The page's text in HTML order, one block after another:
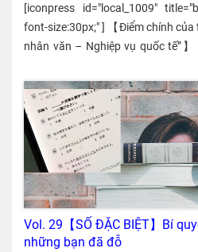
bạn gái tới nhà chào cha mẹ
sau này anh cho chị biết “Người
kết hôn với nhau thì mới mời về
nói được tiếng Việt, nên dễ dàng
quý mến. Sau đó hai người hứa hôn, cha mẹ anh cũng sang
thăm Việt Nam và đến chào cha
sau khi quen nhau, anh chị kết
hết nhiệm kỳ tại Việt Nam, gia
chuyển về Nhật sinh sống. Sau
nữa và giờ gia đình nhỏ 4 người
vui vẻ. Khi sang Nhật chị cũng tìm
hỏi thêm được nhiều điều về xã
[iconpress id="local_1009"
font-size:30px;" ] 【Điểm chính
nhân văn – Nghiệp vụ quốc tế”】 Đối tượng nghiệp vụ = các
quan đến quốc tế (= Không chấp
đơn giản) Điều kiện cần = Tốt nghiệp đại học, cao đẳng hoặc
trường chuyên môn tại Nhật
nghiệp vụ nhất định Tiêu chuẩn về lương = Mức lương bằng
hoặc cao hơn lương của người
thể dẫn gia đình theo Có thể chuyển việc Có thể xin “Vĩnh trú”
nếu đủ điều kiện “tổng thời gian làm
Nội dung bài viết＞ 1. Đặc trưng của tư cách “Kỹ thuật – Tri
thức nhân văn – Nghiệp vụ quốc tế” 2. Đối tượng
Vol. 29【SỐ ĐẶC BIỆT】Bí
những bạn đã đỗ